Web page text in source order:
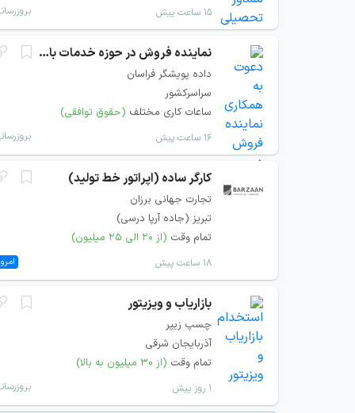
۱۵ ساعت پیش
نماینده فروش در حوزه خدمات بانکی و پرداخت
داده پویشگر فراسان
سراسرکشور
ساعات کاری مختلف (حقوق توافقی)
۱۶ ساعت پیش
کارگر ساده (اپراتور خط تولید)
تجارت جهانی برزان
تبریز (جاده آرپا درسی)
تمام وقت (از ۲۰ الی ۲۵ میلیون)
۱۸ ساعت پیش
بازاریاب و ویزیتور
چسپ زیپر
آذربایجان شرقی
تمام وقت (از ۳۰ میلیون به بالا)
۱ روز پیش